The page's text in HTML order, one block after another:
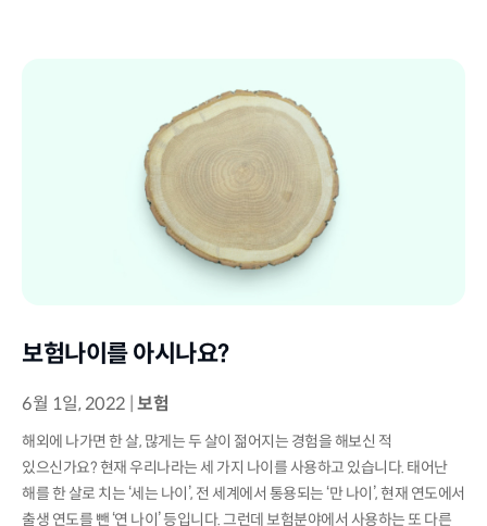
보험나이를 아시나요?
6월 1일, 2022 보험
해외에 나가면 한 살, 많게는 두 살이 젊어지는 경험을 해보신 적
있으신가요? 현재 우리나라는 세 가지 나이를 사용하고 있습니다. 태어난
해를 한 살로 치는 ‘세는 나이’, 전 세계에서 통용되는 ‘만 나이’, 현재 연도에서
출생 연도를 뺀 ‘연 나이’ 등입니다. 그런데 보험분야에서 사용하는 또 다른